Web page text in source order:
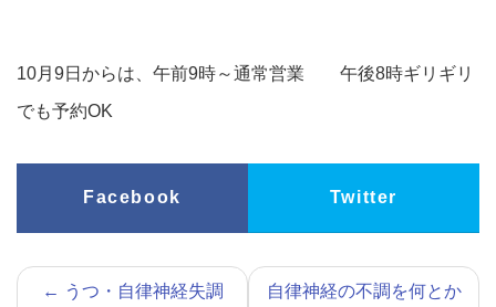
10月9日からは、午前9時～通常営業 午後8時ギリギリ
でも予約OK
Facebook Twitter
← うつ・自律神経失調
自律神経の不調を何とか